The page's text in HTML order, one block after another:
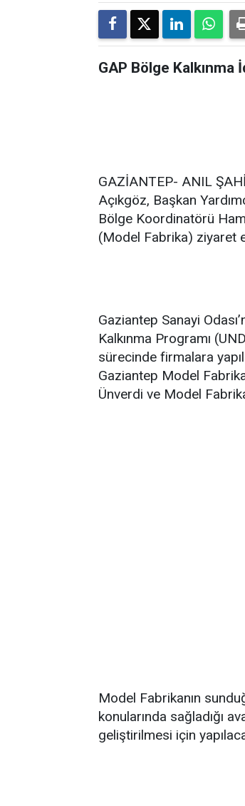
GAP Bölge Kalkınma
GAZİANTEP- ANIL
Açıkgöz, Başkan
Bölge Koordinatörü
(Model Fabrika) ziyaret
Gaziantep Sanayi
Kalkınma Programı
sürecinde firmalara
Gaziantep Model
Ünverdi ve Model
Model Fabrikanın
konularında sağladığı
geliştirilmesi için